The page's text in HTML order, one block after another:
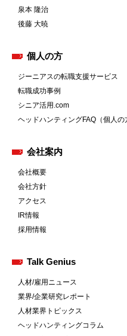
泉本 隆治
後藤 大暁
個人の方
ジーニアスの転職支援サービス
転職成功事例
シニア活用.com
ヘッドハンティングFAQ（個人の
会社案内
会社概要
会社方針
アクセス
IR情報
採用情報
Talk Genius
人材/雇用ニュース
業界/企業研究レポート
人材業界トピックス
ヘッドハンティングコラム